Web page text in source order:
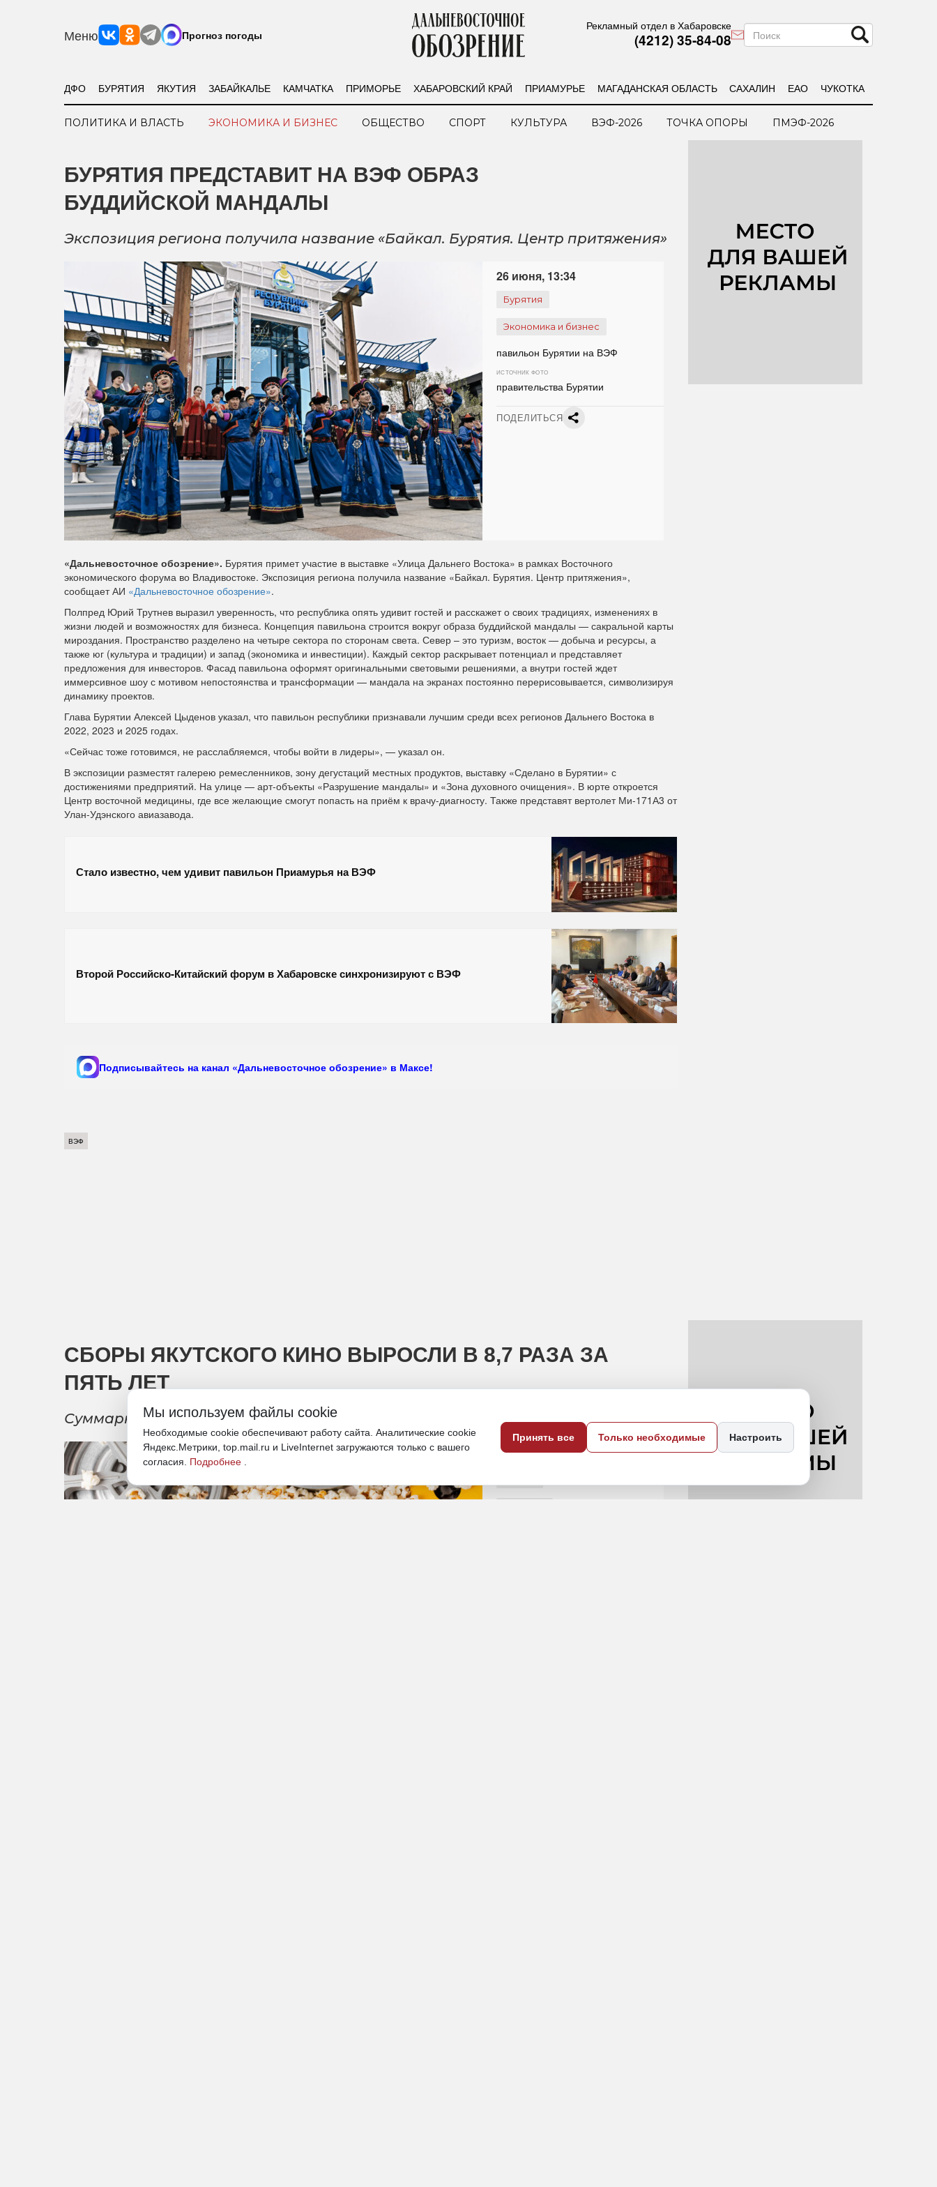
Меню Прогноз погоды
Рекламный отдел в Хабаровске
(4212) 35-84-08
ДФО БУРЯТИЯ ЯКУТИЯ ЗАБАЙКАЛЬЕ КАМЧАТКА ПРИМОРЬЕ ХАБАРОВСКИЙ КРАЙ ПРИАМУРЬЕ МАГАДАНСКАЯ ОБЛАСТЬ САХАЛИН ЕАО ЧУКОТКА
ПОЛИТИКА И ВЛАСТЬ ЭКОНОМИКА И БИЗНЕС ОБЩЕСТВО СПОРТ КУЛЬТУРА ВЭФ-2026 ТОЧКА ОПОРЫ ПМЭФ-2026
БУРЯТИЯ ПРЕДСТАВИТ НА ВЭФ ОБРАЗ
БУДДИЙСКОЙ МАНДАЛЫ
Экспозиция региона получила название «Байкал. Бурятия. Центр притяжения»
26 июня, 13:34
Бурятия
Экономика и бизнес
павильон Бурятии на ВЭФ
ИСТОЧНИК ФОТО
правительства Бурятии
ПОДЕЛИТЬСЯ
«Дальневосточное обозрение». Бурятия примет участие в выставке «Улица Дальнего Востока» в рамках Восточного
экономического форума во Владивостоке. Экспозиция региона получила название «Байкал. Бурятия. Центр притяжения»,
сообщает АИ «Дальневосточное обозрение».
Полпред Юрий Трутнев выразил уверенность, что республика опять удивит гостей и расскажет о своих традициях, изменениях в
жизни людей и возможностях для бизнеса. Концепция павильона строится вокруг образа буддийской мандалы — сакральной карты
мироздания. Пространство разделено на четыре сектора по сторонам света. Север – это туризм, восток — добыча и ресурсы, а
также юг (культура и традиции) и запад (экономика и инвестиции). Каждый сектор раскрывает потенциал и представляет
предложения для инвесторов. Фасад павильона оформят оригинальными световыми решениями, а внутри гостей ждет
иммерсивное шоу с мотивом непостоянства и трансформации — мандала на экранах постоянно перерисовывается, символизируя
динамику проектов.
Глава Бурятии Алексей Цыденов указал, что павильон республики признавали лучшим среди всех регионов Дальнего Востока в
2022, 2023 и 2025 годах.
«Сейчас тоже готовимся, не расслабляемся, чтобы войти в лидеры», — указал он.
В экспозиции разместят галерею ремесленников, зону дегустаций местных продуктов, выставку «Сделано в Бурятии» с
достижениями предприятий. На улице — арт-объекты «Разрушение мандалы» и «Зона духовного очищения». В юрте откроется
Центр восточной медицины, где все желающие смогут попасть на приём к врачу-диагносту. Также представят вертолет Ми-171А3 от
Улан-Удэнского авиазавода.
Стало известно, чем удивит павильон Приамурья на ВЭФ
Второй Российско-Китайский форум в Хабаровске синхронизируют с ВЭФ
Подписывайтесь на канал «Дальневосточное обозрение» в Максе!
ВЭФ
СБОРЫ ЯКУТСКОГО КИНО ВЫРОСЛИ В 8,7 РАЗА ЗА
ПЯТЬ ЛЕТ
Суммарные кассовые сборы фильмов достигли 638,8 млн рублей
26 июня, 12:40
Мы используем файлы cookie
Необходимые cookie обеспечивают работу сайта. Аналитические cookie
Яндекс.Метрики, top.mail.ru и LiveInternet загружаются только с вашего
согласия. Подробнее
Принять все Только необходимые Настроить